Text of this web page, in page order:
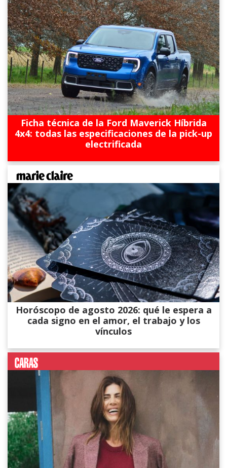
Ficha técnica de la Ford Maverick Híbrida
4x4: todas las especificaciones de la pick-up
electrificada
Horóscopo de agosto 2026: qué le espera a
cada signo en el amor, el trabajo y los
vínculos